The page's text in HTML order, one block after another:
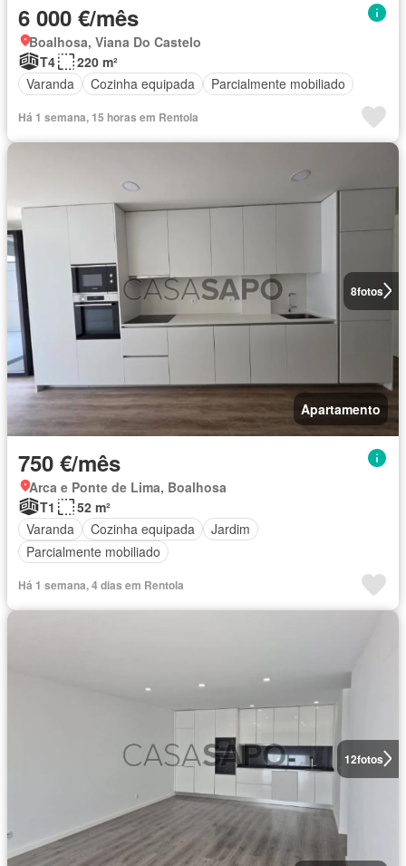
6 000 €/mês
Boalhosa, Viana Do Castelo
T4
220 m²
Varanda
Cozinha equipada Parcialmente mobiliado
Há 1 semana, 15 horas em Rentola
8fotos
Apartamento
750 €/mês
Arca e Ponte de Lima, Boalhosa
T1
52 m²
Varanda
Cozinha equipada
Jardim
Parcialmente mobiliado
Há 1 semana, 4 dias em Rentola
12fotos